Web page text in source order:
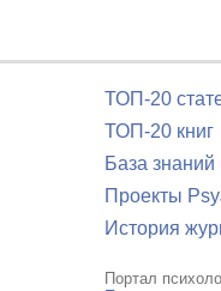
ТОП-20
ТОП-20 книг
База знаний
Проекты
История
Портал